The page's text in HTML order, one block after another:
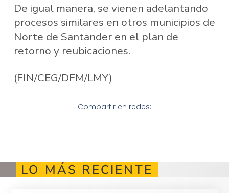
De igual manera, se vienen adelantando
procesos similares en otros municipios de
Norte de Santander en el plan de
retorno y reubicaciones.
(FIN/CEG/DFM/LMY)
Compartir en redes:
LO MÁS RECIENTE